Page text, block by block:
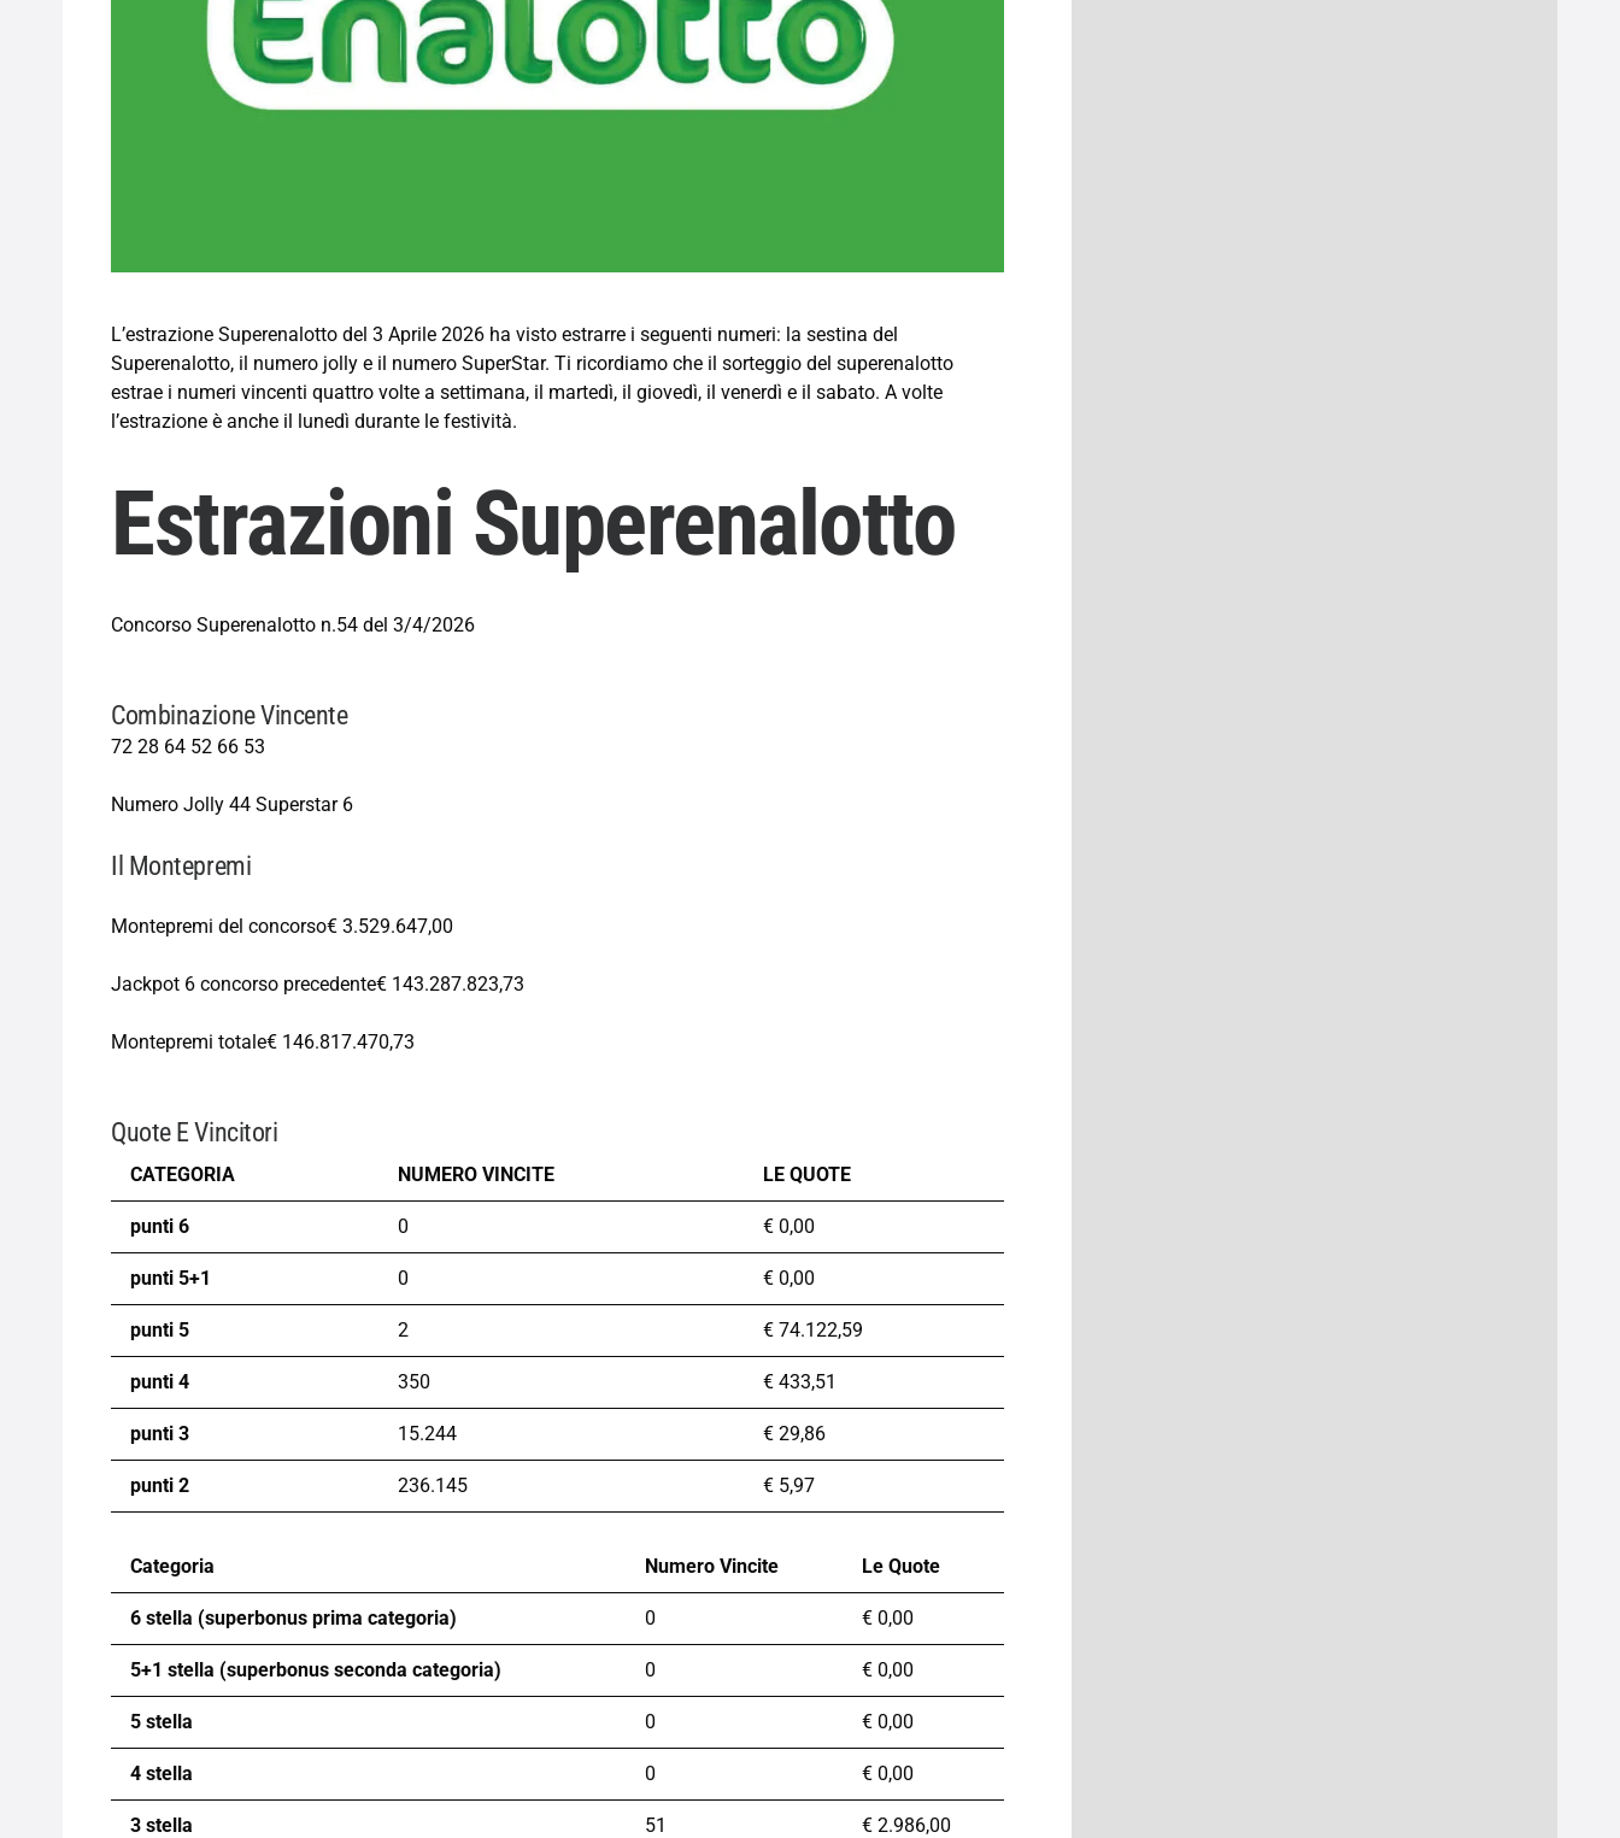
L’estrazione Superenalotto del 3 Aprile 2026 ha visto estrarre i seguenti numeri: la sestina del
Superenalotto, il numero jolly e il numero SuperStar. Ti ricordiamo che il sorteggio del superenalotto
estrae i numeri vincenti quattro volte a settimana, il martedì, il giovedì, il venerdì e il sabato. A volte
l’estrazione è anche il lunedì durante le festività.
Estrazioni Superenalotto
Concorso Superenalotto n.54 del 3/4/2026
Combinazione Vincente
72 28 64 52 66 53
Numero Jolly 44 Superstar6
Il Montepremi
Montepremi del concorso€ 3.529.647,00
Jackpot 6 concorso precedente€ 143.287.823,73
Montepremi totale€ 146.817.470,73
Quote E Vincitori
CATEGORIA NUMERO VINCITE LE QUOTE
punti 6 0 € 0,00
punti 5+1 0 € 0,00
punti 5 2 € 74.122,59
punti 4 350 € 433,51
punti 3 15.244 € 29,86
punti 2 236.145 € 5,97
Categoria Numero Vincite Le Quote
6 stella (superbonus prima categoria) 0 € 0,00
5+1 stella (superbonus seconda categoria) 0 € 0,00
5 stella 0 € 0,00
4 stella 0 € 0,00
3 stella 51 € 2.986,00